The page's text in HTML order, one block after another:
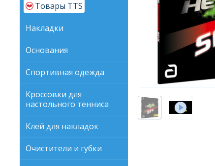
Товары TTS
Накладки
Основания
Спортивная одежда
Кроссовки для
настольного тенниса
Клей для накладок
Очистители и губки